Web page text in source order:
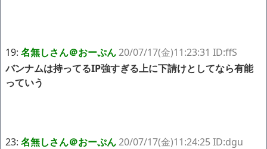
19: 名無しさん＠おーぷん20/07/17(金)11:23:31 ID:ffS
バンナムは持ってるIP強すぎる上に下請けとしてなら有能
っていう
23: 名無しさん＠おーぷん20/07/17(金)11:24:25 ID:dgu